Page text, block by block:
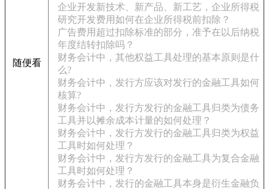
随便看
企业开发新技术、新产品、新工艺，企业所得税
研究开发费用如何在企业所得税前扣除？
广告费用超过扣除标准的部分，准予在以后纳税
年度结转扣除吗？
财务会计中，其他权益工具处理的基本原则是什
么?
财务会计中，发行方应该对发行的金融工具如何
核算?
财务会计中，发行方发行的金融工具归类为债务
工具并以摊余成本计量的如何处理？
财务会计中，发行方发行的金融工具归类为权益
工具时如何处理？
财务会计中，发行方发行的金融工具为复合金融
工具时如何处理？
财务会计中，发行的金融工具本身是衍生金融负